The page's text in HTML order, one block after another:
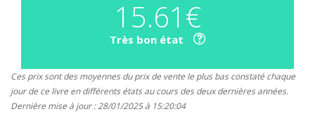
15.61€
Très bon état
Ces prix sont des moyennes du prix de vente le plus bas constaté chaque
jour de ce livre en différents états au cours des deux dernières années.
Dernière mise à jour : 28/01/2025 à 15:20:04